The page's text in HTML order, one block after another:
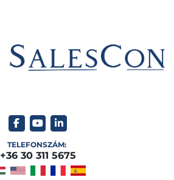
facebook
youtubelinkedin
TELEFONSZÁM:
+36 30 311 5675